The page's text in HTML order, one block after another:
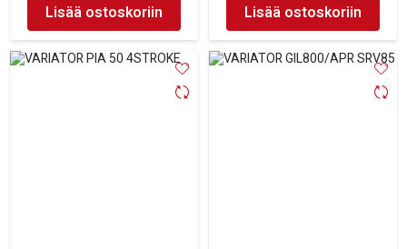
Lisää ostoskoriin Lisää ostoskoriin